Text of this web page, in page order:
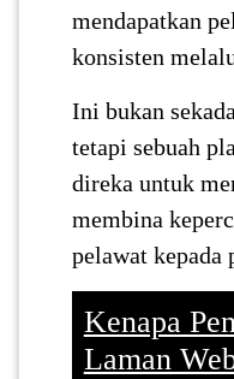
mendapatkan
konsisten
Ini bukan
tetapi sebuah
direka untuk
membina
pelawat kepada
Kenapa
Laman
KEDAH(13)
TERENGGANU(12)
SABAH(0)
SARAWAK(2)
JOHOR(8)